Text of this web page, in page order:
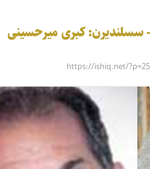
https://ishiq.net/